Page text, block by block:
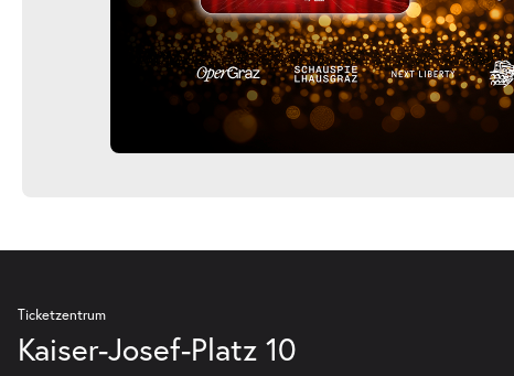
Ticketzentrum
Kaiser-Josef-Platz 10